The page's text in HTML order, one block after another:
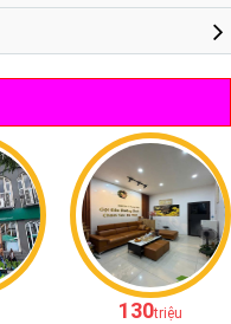
130triệu